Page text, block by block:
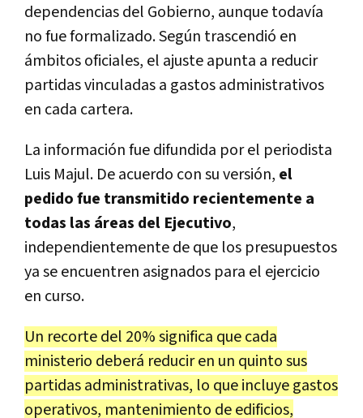
dependencias del Gobierno, aunque todavía
no fue formalizado. Según trascendió en
ámbitos oficiales, el ajuste apunta a reducir
partidas vinculadas a gastos administrativos
en cada cartera.
La información fue difundida por el periodista
Luis Majul. De acuerdo con su versión, el
pedido fue transmitido recientemente a
todas las áreas del Ejecutivo,
independientemente de que los presupuestos
ya se encuentren asignados para el ejercicio
en curso.
Un recorte del 20% significa que cada
ministerio deberá reducir en un quinto sus
partidas administrativas, lo que incluye gastos
operativos, mantenimiento de edificios,